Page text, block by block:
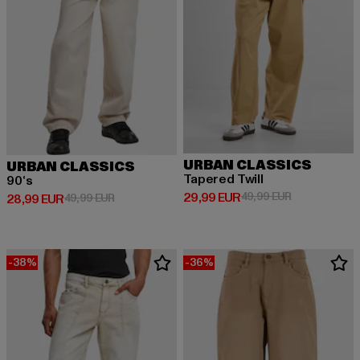
URBAN CLASSICS
90‘s
28,99 EUR
Derzeitiger Preis: 28,99 EUR
49,99 EURAktionspreis: 49,99 EUR
URBAN CLASSICS
Tapered Twill
29,99 EUR
Derzeitiger Preis: 29,99 EUR
49,99 EURAktionspreis:
-38% -36%